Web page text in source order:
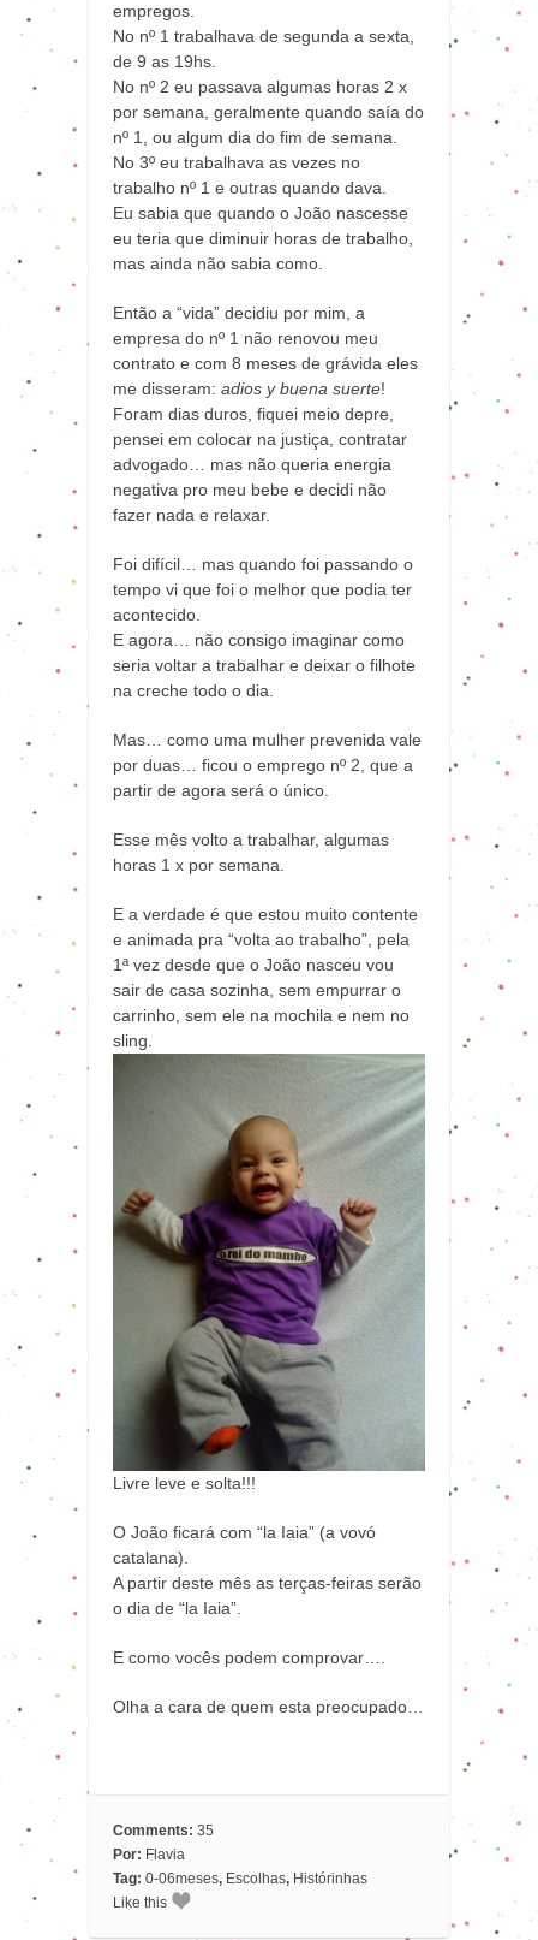
empregos.
No nº 1 trabalhava de segunda a sexta,
de 9 as 19hs.
No nº 2 eu passava algumas horas 2 x
por semana, geralmente quando saía do
nº 1, ou algum dia do fim de semana.
No 3º eu trabalhava as vezes no
trabalho nº 1 e outras quando dava.
Eu sabia que quando o João nascesse
eu teria que diminuir horas de trabalho,
mas ainda não sabia como.
Então a “vida” decidiu por mim, a
empresa do nº 1 não renovou meu
contrato e com 8 meses de grávida eles
me disseram: adios y buena suerte!
Foram dias duros, fiquei meio depre,
pensei em colocar na justiça, contratar
advogado… mas não queria energia
negativa pro meu bebe e decidi não
fazer nada e relaxar.
Foi difícil… mas quando foi passando o
tempo vi que foi o melhor que podia ter
acontecido.
E agora… não consigo imaginar como
seria voltar a trabalhar e deixar o filhote
na creche todo o dia.
Mas… como uma mulher prevenida vale
por duas… ficou o emprego nº 2, que a
partir de agora será o único.
Esse mês volto a trabalhar, algumas
horas 1 x por semana.
E a verdade é que estou muito contente
e animada pra “volta ao trabalho”, pela
1ª vez desde que o João nasceu vou
sair de casa sozinha, sem empurrar o
carrinho, sem ele na mochila e nem no
sling.
Livre leve e solta!!!
O João ficará com “la Iaia” (a vovó
catalana).
A partir deste mês as terças-feiras serão
o dia de “la Iaia”.
E como vocês podem comprovar….
Olha a cara de quem esta preocupado…
Comments: 35
Por: Flavia
Tag: 0-06meses, Escolhas, Histórinhas
Like this